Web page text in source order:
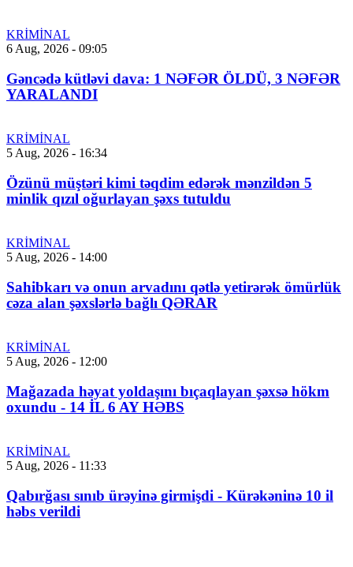
KRİMİNAL
6 Aug, 2026 - 09:05
Gəncədə kütləvi dava: 1 NƏFƏR ÖLDÜ, 3 NƏFƏR
YARALANDI
KRİMİNAL
5 Aug, 2026 - 16:34
Özünü müştəri kimi təqdim edərək mənzildən 5
minlik qızıl oğurlayan şəxs tutuldu
KRİMİNAL
5 Aug, 2026 - 14:00
Sahibkarı və onun arvadını qətlə yetirərək ömürlük
cəza alan şəxslərlə bağlı QƏRAR
KRİMİNAL
5 Aug, 2026 - 12:00
Mağazada həyat yoldaşını bıçaqlayan şəxsə hökm
oxundu - 14 İL 6 AY HƏBS
KRİMİNAL
5 Aug, 2026 - 11:33
Qabırğası sınıb ürəyinə girmişdi - Kürəkəninə 10 il
həbs verildi